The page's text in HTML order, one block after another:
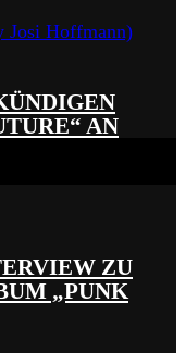
AN
ZU
„PUNK